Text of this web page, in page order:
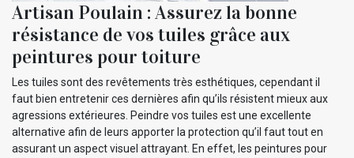
Artisan Poulain : Assurez la bonne
résistance de vos tuiles grâce aux
peintures pour toiture
Les tuiles sont des revêtements très esthétiques, cependant il
faut bien entretenir ces dernières afin qu’ils résistent mieux aux
agressions extérieures. Peindre vos tuiles est une excellente
alternative afin de leurs apporter la protection qu’il faut tout en
assurant un aspect visuel attrayant. En effet, les peintures pour